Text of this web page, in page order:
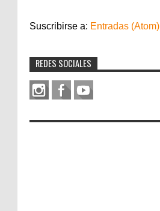
Suscribirse a: Entradas (Atom)
REDES SOCIALES